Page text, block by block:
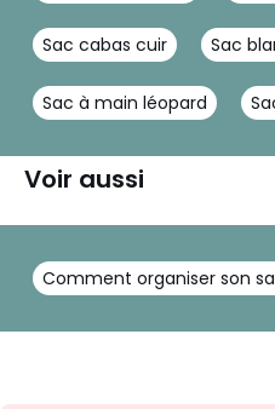
Sac cabas cuir Sac
Sac à main léopard
Voir aussi
Comment organiser son